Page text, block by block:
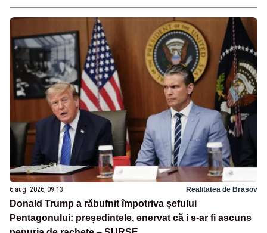
6 aug. 2026, 09:13 Realitatea de Brasov
Donald Trump a răbufnit împotriva șefului
Pentagonului: președintele, enervat că i s-ar fi ascuns